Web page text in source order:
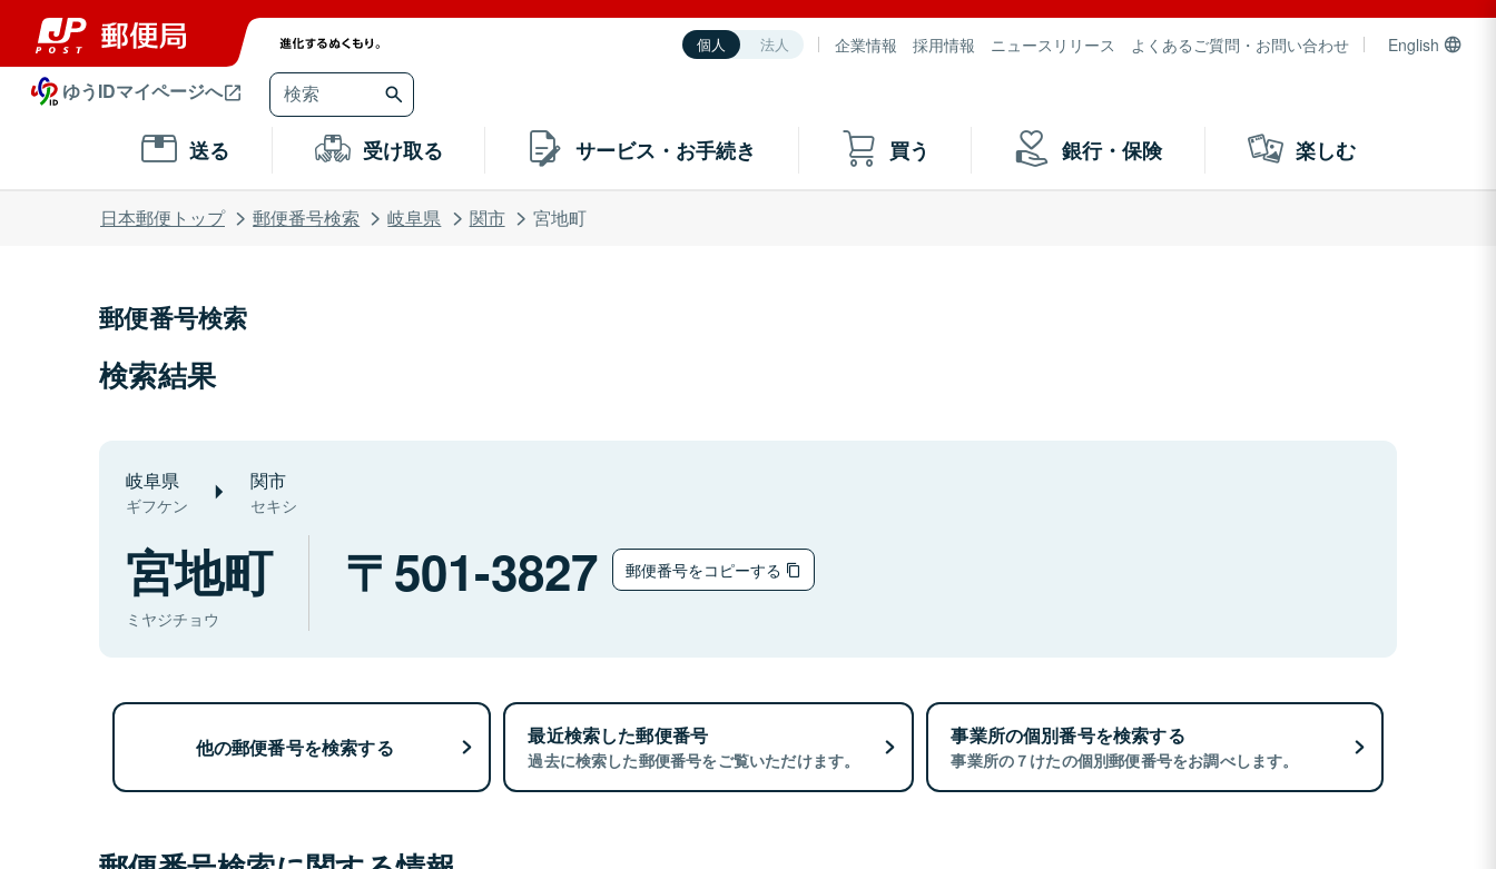
個人 法人 企業情報 採用情報 ニュースリリース よくあるご質問・お問い合わせ English
ゆうIDマイページへ
送る 受け取る サービス・お手続き 買う 銀行・保険 楽しむ
日本郵便トップ 郵便番号検索 岐阜県 関市 宮地町
郵便番号検索
検索結果
岐阜県
ギフケン
関市
セキシ
宮地町
ミヤジチョウ
501-3827 郵便番号をコピーする
他の郵便番号を検索する 最近検索した郵便番号
過去に検索した郵便番号をご覧いただけます。
事業所の個別番号を検索する
事業所の７けたの個別郵便番号をお調べします。